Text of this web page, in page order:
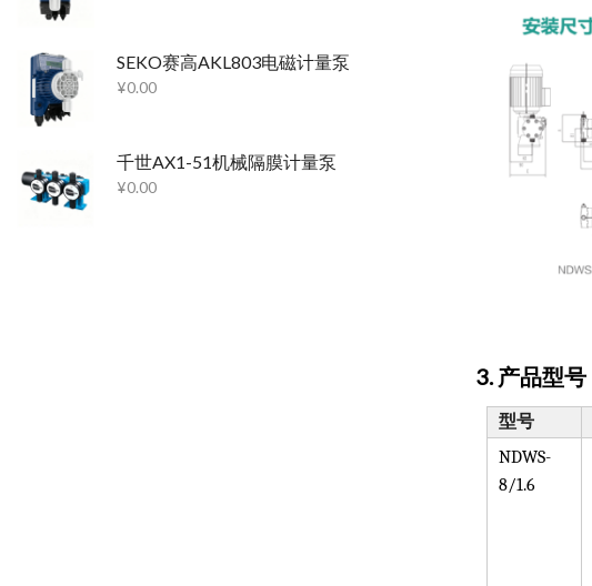
SEKO赛高AKL803电磁计量泵
¥0.00
千世AX1-51机械隔膜计量泵
¥0.00
3. 产品型号
型号
NDWS-
8/1.6